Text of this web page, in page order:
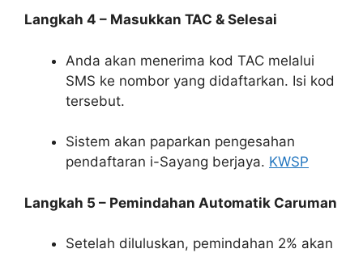
Langkah 4 – Masukkan TAC & Selesai
Anda akan menerima kod TAC melalui
SMS ke nombor yang didaftarkan. Isi kod
tersebut.
Sistem akan paparkan pengesahan
pendaftaran i-Sayang berjaya. KWSP
Langkah 5 – Pemindahan Automatik Caruman
Setelah diluluskan, pemindahan 2% akan